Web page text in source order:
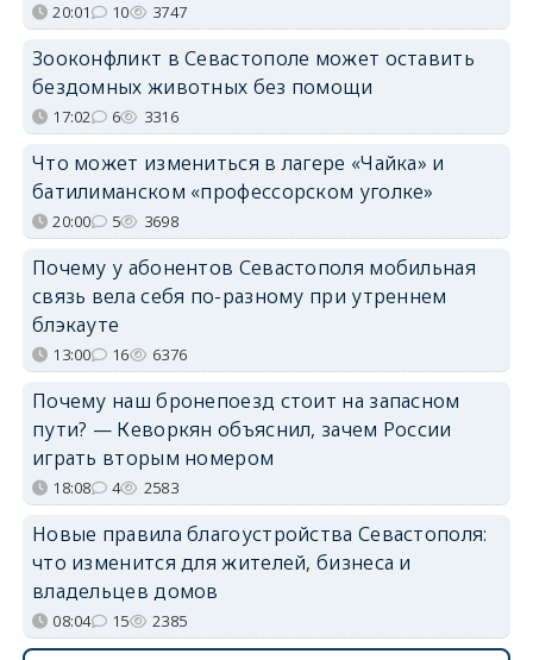
20:01 10 3747
Зооконфликт в Севастополе может оставить
бездомных животных без помощи
17:02 6 3316
Что может измениться в лагере «Чайка» и
батилиманском «профессорском уголке»
20:00 5 3698
Почему у абонентов Севастополя мобильная
связь вела себя по-разному при утреннем
блэкауте
13:00 16 6376
Почему наш бронепоезд стоит на запасном
пути? — Кеворкян объяснил, зачем России
играть вторым номером
18:08 4 2583
Новые правила благоустройства Севастополя:
что изменится для жителей, бизнеса и
владельцев домов
08:04 15 2385